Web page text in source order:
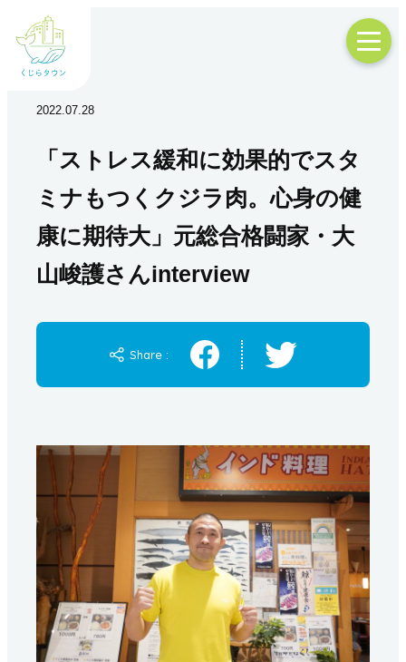
2022.07.28
「ストレス緩和に効果的でスタ
ミナもつくクジラ肉。心身の健
康に期待大」元総合格闘家・大
山峻護さんinterview
Share :